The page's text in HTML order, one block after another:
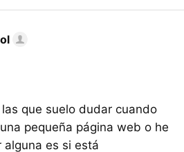
que suelo dudar cuando
pequeña página web o he
es si está